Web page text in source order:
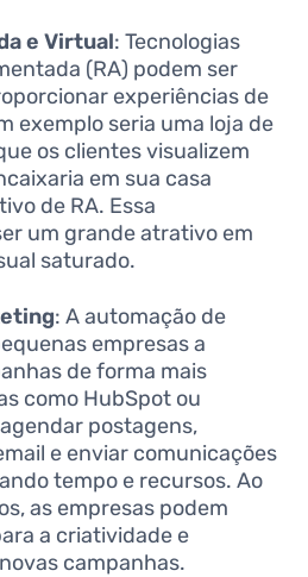
e Virtual: Tecnologias
(RA) podem ser
experiências de
exemplo seria uma loja de
os clientes visualizem
em sua casa
de RA. Essa
um grande atrativo em
saturado.
: A automação de
empresas a
de forma mais
como HubSpot ou
postagens,
e enviar comunicações
tempo e recursos. Ao
as empresas podem
a criatividade e
campanhas.